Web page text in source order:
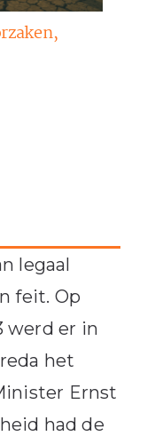
legaal
feit. Op
werd er in
het
Ernst
had de